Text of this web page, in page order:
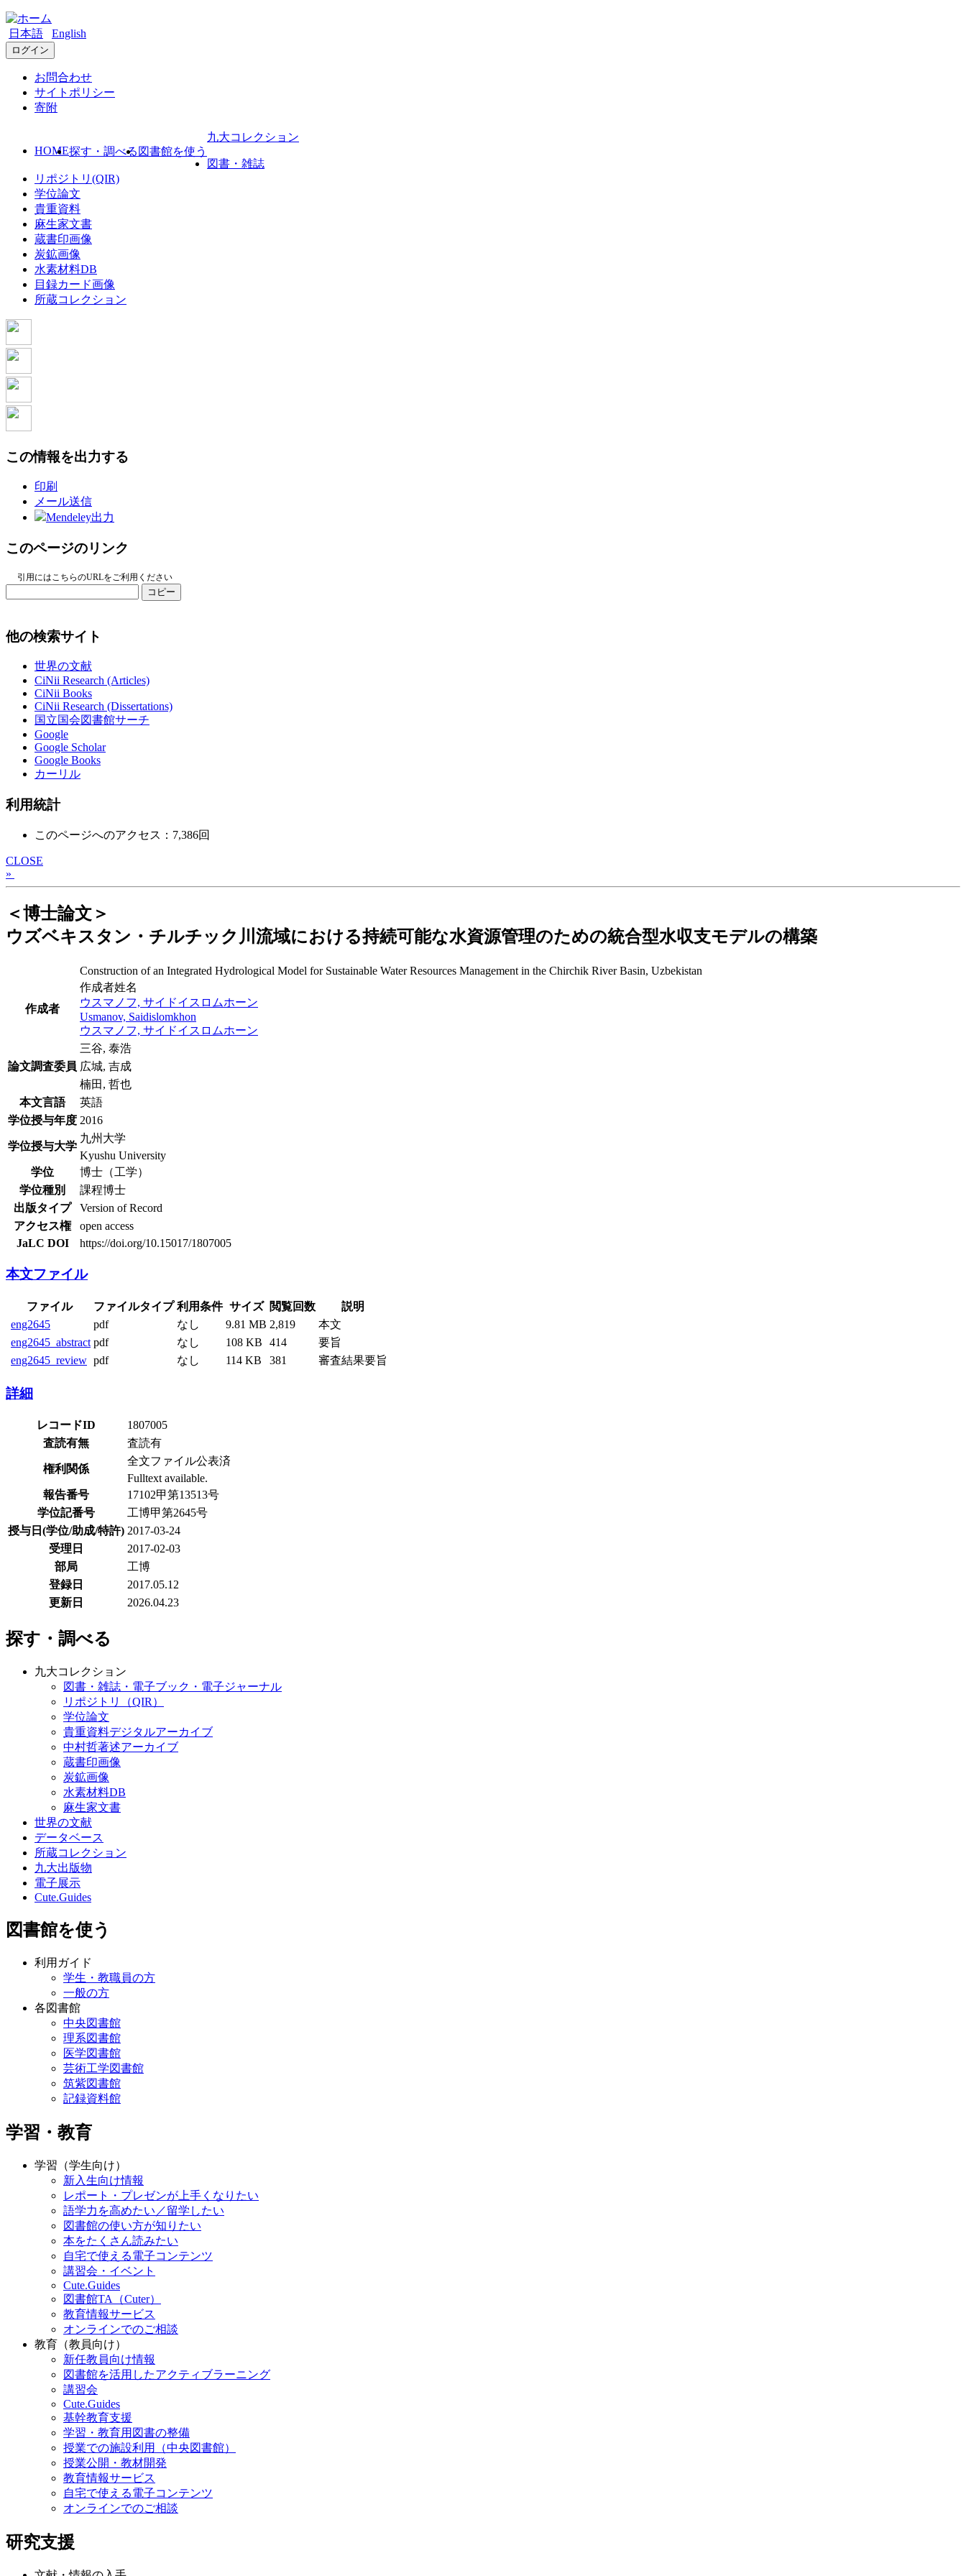
日本語 English
ログイン
お問合わせ
サイトポリシー
寄附
HOME探す・調べる 図書館を使う
九大コレクション
図書・雑誌
リポジトリ(QIR)
学位論文
貴重資料
麻生家文書
蔵書印画像
炭鉱画像
水素材料DB
目録カード画像
所蔵コレクション
この情報を出力する
印刷
メール送信
Mendeley出力
このページのリンク
引用にはこちらのURLをご利用ください
コピー
他の検索サイト
世界の文献
CiNii Research (Articles)
CiNii Books
CiNii Research (Dissertations)
国立国会図書館サーチ
Google
Google Scholar
Google Books
カーリル
利用統計
このページへのアクセス：7,386回
CLOSE
»
＜博士論文＞
ウズベキスタン・チルチック川流域における持続可能な水資源管理のための統合型水収支モデルの構築
Construction of an Integrated Hydrological Model for Sustainable Water Resources Management in the Chirchik River Basin, Uzbekistan
作成者
作成者姓名
ウスマノフ, サイドイスロムホーン
Usmanov, Saidislomkhon
ウスマノフ, サイドイスロムホーン
論文調査委員
三谷, 泰浩
広城, 吉成
楠田, 哲也
本文言語
英語
学位授与年度 2016
学位授与大学
九州大学
Kyushu University
学位
博士（工学）
学位種別
課程博士
出版タイプ
Version of Record
アクセス権
open access
JaLC DOI
https://doi.org/10.15017/1807005
本文ファイル
ファイル ファイルタイプ 利用条件 サイズ 閲覧回数
説明
eng2645
pdf なし 9.81 MB 2,819
本文
eng2645_abstract pdf なし 108 KB 414
要旨
eng2645_review pdf なし 114 KB 381 審査結果要旨
詳細
レコードID
1807005
査読有無
査読有
権利関係
全文ファイル公表済
Fulltext available.
報告番号
17102甲第13513号
学位記番号
工博甲第2645号
授与日(学位/助成/特許) 2017-03-24
受理日
2017-02-03
部局
工博
登録日
2017.05.12
更新日
2026.04.23
探す・調べる
九大コレクション
図書・雑誌・電子ブック・電子ジャーナル
リポジトリ（QIR）
学位論文
貴重資料デジタルアーカイブ
中村哲著述アーカイブ
蔵書印画像
炭鉱画像
水素材料DB
麻生家文書
世界の文献
データベース
所蔵コレクション
九大出版物
電子展示
Cute.Guides
図書館を使う
利用ガイド
学生・教職員の方
一般の方
各図書館
中央図書館
理系図書館
医学図書館
芸術工学図書館
筑紫図書館
記録資料館
学習・教育
学習（学生向け）
新入生向け情報
レポート・プレゼンが上手くなりたい
語学力を高めたい／留学したい
図書館の使い方が知りたい
本をたくさん読みたい
自宅で使える電子コンテンツ
講習会・イベント
Cute.Guides
図書館TA（Cuter）
教育情報サービス
オンラインでのご相談
教育（教員向け）
新任教員向け情報
図書館を活用したアクティブラーニング
講習会
Cute.Guides
基幹教育支援
学習・教育用図書の整備
授業での施設利用（中央図書館）
授業公開・教材開発
教育情報サービス
自宅で使える電子コンテンツ
オンラインでのご相談
研究支援